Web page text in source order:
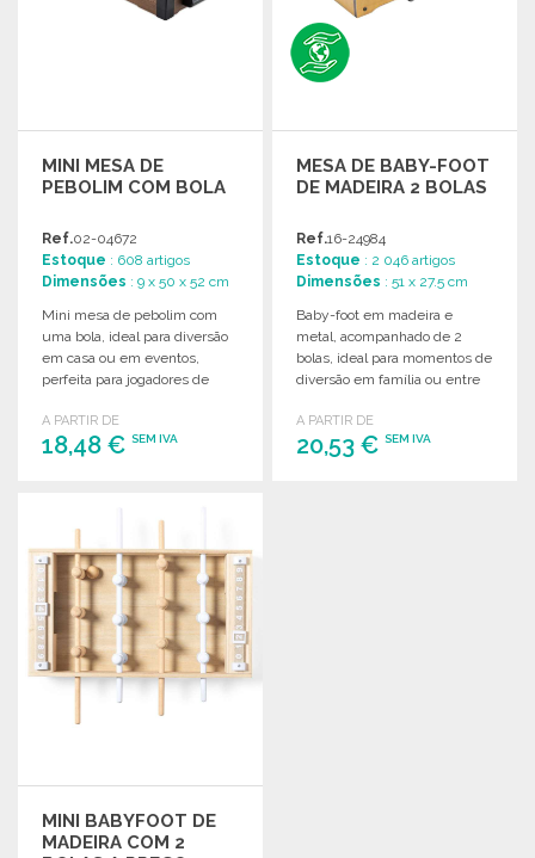
MINI MESA DE
PEBOLIM COM BOLA
Ref.02-04672
Estoque : 608 artigos
Dimensões : 9 x 50 x 52 cm
Mini mesa de pebolim com
uma bola, ideal para diversão
em casa ou em eventos,
perfeita para jogadores de
A PARTIR DE
18,48 € SEM IVA
Solicitar um orçamento
MESA DE BABY-FOOT
DE MADEIRA 2 BOLAS
Ref.16-24984
Estoque : 2 046 artigos
Dimensões : 51 x 27.5 cm
Baby-foot em madeira e
metal, acompanhado de 2
bolas, ideal para momentos de
diversão em família ou entre
A PARTIR DE
20,53 €SEM IVA
MINI BABYFOOT DE
MADEIRA COM 2